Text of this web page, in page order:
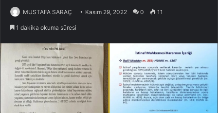
MUSTAFA SARAÇ Kasım 29, 2022 0 11
1 dakika okuma süresi